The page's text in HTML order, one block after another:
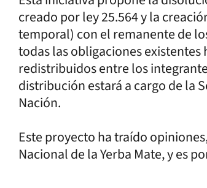
creado por ley 25.564 y la
temporal) con el remanente de
todas las obligaciones
redistribuidos entre los
distribución estará a cargo de la
Nación.
Este proyecto ha traído
Nacional de la Yerba Mate, y es